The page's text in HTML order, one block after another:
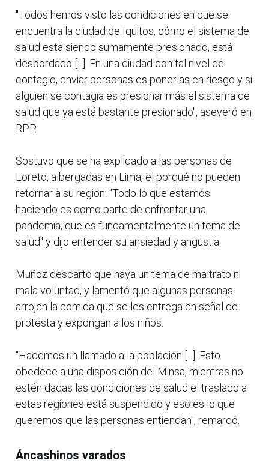
"Todos hemos visto las condiciones en que se
encuentra la ciudad de Iquitos, cómo el sistema de
salud está siendo sumamente presionado, está
desbordado [...]. En una ciudad con tal nivel de
contagio, enviar personas es ponerlas en riesgo y si
alguien se contagia es presionar más el sistema de
salud que ya está bastante presionado", aseveró en
RPP.
Sostuvo que se ha explicado a las personas de
Loreto, albergadas en Lima, el porqué no pueden
retornar a su región. "Todo lo que estamos
haciendo es como parte de enfrentar una
pandemia, que es fundamentalmente un tema de
salud" y dijo entender su ansiedad y angustia.
Muñoz descartó que haya un tema de maltrato ni
mala voluntad, y lamentó que algunas personas
arrojen la comida que se les entrega en señal de
protesta y expongan a los niños.
"Hacemos un llamado a la población [...]. Esto
obedece a una disposición del Minsa, mientras no
estén dadas las condiciones de salud el traslado a
estas regiones está suspendido y eso es lo que
queremos que las personas entiendan", remarcó.
Áncashinos varados